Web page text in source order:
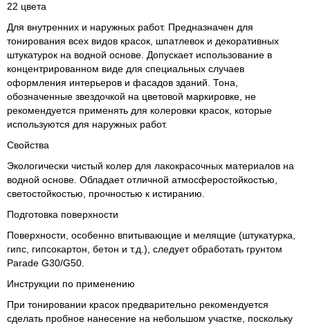
22 цвета
Для внутренних и наружных работ. Предназначен для
тонирования всех видов красок, шпатлевок и декоративных
штукатурок на водной основе. Допускает использование в
концентрированном виде для специальных случаев
оформления интерьеров и фасадов зданий. Тона,
обозначенные звездочкой на цветовой маркировке, не
рекомендуется применять для колеровки красок, которые
используются для наружных работ.
Свойства
Экологически чистый колер для лакокрасочных материалов на
водной основе. Обладает отличной атмосферостойкостью,
светостойкостью, прочностью к истиранию.
Подготовка поверхности
Поверхности, особенно впитывающие и мелящие (штукатурка,
гипс, гипсокартон, бетон и т.д.), следует обработать грунтом
Parade G30/G50.
Инструкции по применению
При тонировании красок предварительно рекомендуется
сделать пробное нанесение на небольшом участке, поскольку